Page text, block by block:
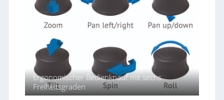
ß
r
e
n
m
e
n
Ergonomischer Bedienknauf mit sechs
Freiheitsgraden